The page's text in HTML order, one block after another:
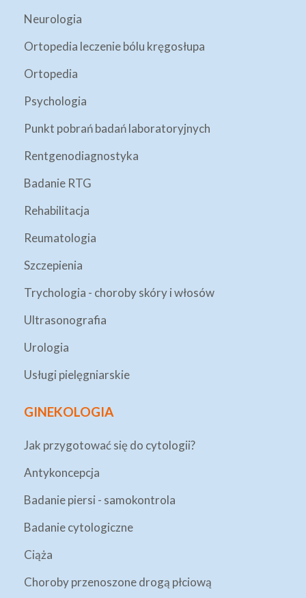
Neurologia
Ortopedia leczenie bólu kręgosłupa
Ortopedia
Psychologia
Punkt pobrań badań laboratoryjnych
Rentgenodiagnostyka
Badanie RTG
Rehabilitacja
Reumatologia
Szczepienia
Trychologia - choroby skóry i włosów
Ultrasonografia
Urologia
Usługi pielęgniarskie
GINEKOLOGIA
Jak przygotować się do cytologii?
Antykoncepcja
Badanie piersi - samokontrola
Badanie cytologiczne
Ciąża
Choroby przenoszone drogą płciową